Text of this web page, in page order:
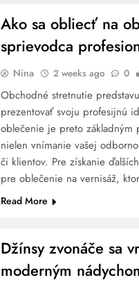
Ako sa obliecť na
sprievodca
Nina 2 weeks ago 0
Obchodné stretnutie
prezentovať svoju profesijnú
oblečenie je preto
nielen vnímanie vašej
či klientov. Pre získanie
pre oblečenie na vernisáž,
Read More
Džínsy zvonáče sa
moderným